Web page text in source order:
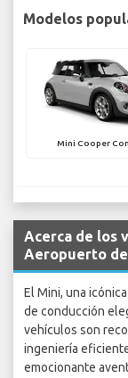
Modelos
Mini Cooper
Acerca de los
Aeropuerto de
El Mini, una
de conducción
vehículos son
ingeniería
emocionante